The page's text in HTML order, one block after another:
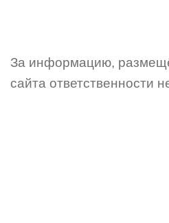
За информацию,
сайта ответственности